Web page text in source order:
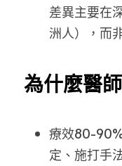
差異主要在
洲人），而
為什麼醫
療效80-
定、施打手